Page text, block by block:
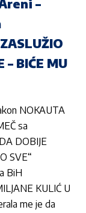
–
– BIĆE MU
NOKAUTA
sa
DOBIJE
SVE“
BiH
KULIĆ U
me je da